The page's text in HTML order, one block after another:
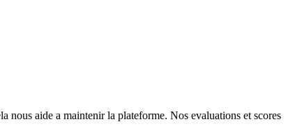
nous aide a maintenir la plateforme. Nos evaluations et scores